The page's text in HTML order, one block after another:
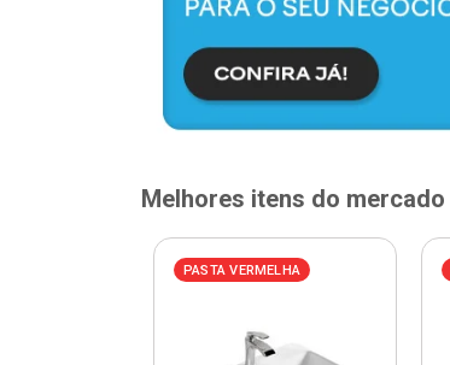
Melhores itens do mercado
PASTA VERMELHA